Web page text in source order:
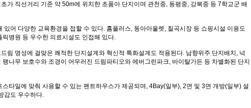
가 직선거리 기준 약 50m에 위치한 초품아 단지이며 관천중, 동평중, 강북중 등 7학교군 배
있어 다양한 교육환경을 접할 수 있다. 홈플러스, 동아아울렛, 칠곡시장 등 쇼핑시설 이용도
병원 등 우수한 의료시설도 인접해 있다.
림 명성에 걸맞은 쾌적한 단지설계와 혁신적 특화설계도 적용된다. 남향위주 단지배치, 넉
나무 보호수와 조경이 어우러진 드림파티오와 에버그린파크, 바이탈가든 등 차별화된 단지
타일에 맞춰 사용할 수 있는 펜트하우스가 제공되며, 4Bay(일부), 2면 및 3면 개방(일부) 설
감도 우수하다.